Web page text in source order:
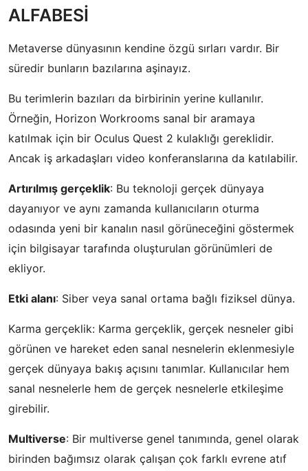
ALFABESİ
Metaverse dünyasının kendine özgü sırları vardır. Bir
süredir bunların bazılarına aşinayız.
Bu terimlerin bazıları da birbirinin yerine kullanılır.
Örneğin, Horizon Workrooms sanal bir aramaya
katılmak için bir Oculus Quest 2 kulaklığı gereklidir.
Ancak iş arkadaşları video konferanslarına da katılabilir.
Artırılmış gerçeklik: Bu teknoloji gerçek dünyaya
dayanıyor ve aynı zamanda kullanıcıların oturma
odasında yeni bir kanalın nasıl görüneceğini göstermek
için bilgisayar tarafında oluşturulan görünümleri de
ekliyor.
Etki alanı: Siber veya sanal ortama bağlı fiziksel dünya.
Karma gerçeklik: Karma gerçeklik, gerçek nesneler gibi
görünen ve hareket eden sanal nesnelerin eklenmesiyle
gerçek dünyaya bakış açısını tanımlar. Kullanıcılar hem
sanal nesnelerle hem de gerçek nesnelerle etkileşime
girebilir.
Multiverse: Bir multiverse genel tanımında, genel olarak
birinden bağımsız olarak çalışan çok farklı evrene atıf